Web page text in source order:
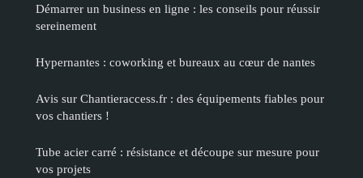
Démarrer un business en ligne : les conseils pour réussir
sereinement
Hypernantes : coworking et bureaux au cœur de nantes
Avis sur Chantieraccess.fr : des équipements fiables pour
vos chantiers !
Tube acier carré : résistance et découpe sur mesure pour
vos projets